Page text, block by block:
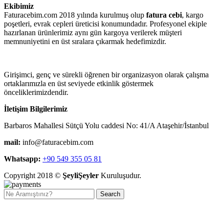
Ekibimiz
Faturacebim.com 2018 yılında kurulmuş olup fatura cebi, kargo
poşetleri, evrak cepleri üreticisi konumundadır. Profesyonel ekiple
hazırlanan ürünlerimiz aynı gün kargoya verilerek müşteri
memnuniyetini en üst sıralara çıkarmak hedefimizdir.
Girişimci, genç ve sürekli öğrenen bir organizasyon olarak çalışma
ortaklarımızla en üst seviyede etkinlik göstermek
önceliklerimizdendir.
İletişim Bilgilerimiz
Barbaros Mahallesi Sütçü Yolu caddesi No: 41/A Ataşehir/İstanbul
mail: info@faturacebim.com
Whatsapp: +90 549 355 05 81
Copyright 2018 © ŞeyliŞeyler Kuruluşudur.
Search